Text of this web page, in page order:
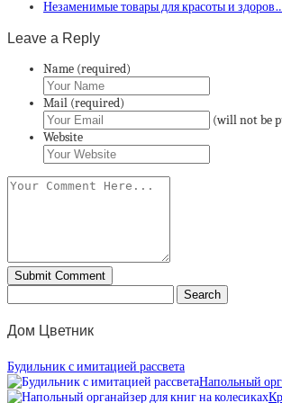
Незаменимые товары для красоты и
Leave a Reply
Name (required)
Mail (required)
(will not be
Website
Дом Цветник
Будильник с имитацией рассвета
Напольный